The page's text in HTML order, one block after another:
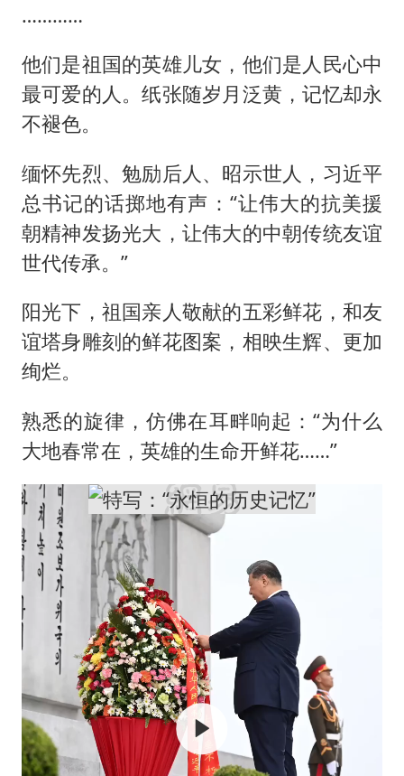
…………
他们是祖国的英雄儿女，他们是人民心中
最可爱的人。纸张随岁月泛黄，记忆却永
不褪色。
缅怀先烈、勉励后人、昭示世人，习近平
总书记的话掷地有声：“让伟大的抗美援
朝精神发扬光大，让伟大的中朝传统友谊
世代传承。”
阳光下，祖国亲人敬献的五彩鲜花，和友
谊塔身雕刻的鲜花图案，相映生辉、更加
绚烂。
熟悉的旋律，仿佛在耳畔响起：“为什么
大地春常在，英雄的生命开鲜花……”